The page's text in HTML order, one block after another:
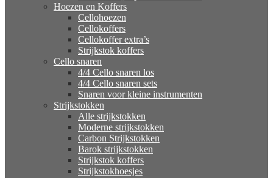
Hoezen en Koffers
Cellohoezen
Cellokoffers
Cellokoffer extra’s
Strijkstok koffers
Cello snaren
4/4 Cello snaren los
4/4 Cello snaren sets
Snaren voor kleine instrumenten
Strijkstokken
Alle strijkstokken
Moderne strijkstokken
Carbon Strijkstokken
Barok strijkstokken
Strijkstok koffers
Strijkstokhoesjes